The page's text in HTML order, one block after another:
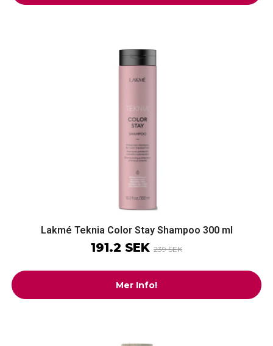
Lakmé Teknia Color Stay Shampoo 300 ml
191.2 SEK 239 SEK
Mer Info!